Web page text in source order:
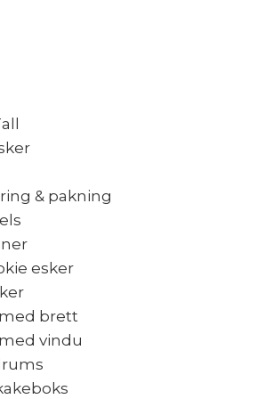
& pakning
esker
brett
vindu